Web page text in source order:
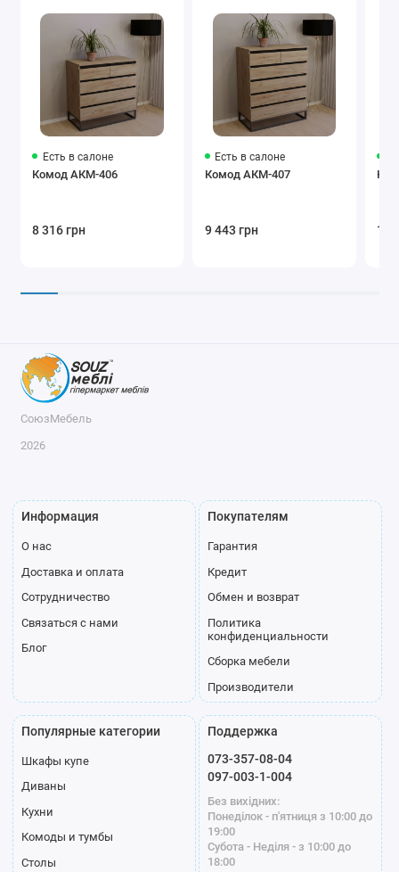
Есть в салоне
Комод АКМ-406
8 316 грн
Есть в салоне
Комод АКМ-407
9 443 грн 10
СоюзМебель
2026
Информация
О нас
Доставка и оплата
Сотрудничество
Связаться с нами
Блог
Покупателям
Гарантия
Кредит
Обмен и возврат
Политика
конфиденциальности
Сборка мебели
Производители
Популярные категории
Шкафы купе
Диваны
Кухни
Комоды и тумбы
Столы
Поддержка
073-357-08-04
097-003-1-004
Без вихідних:
Понеділок - п'ятниця з 10:00 до
19:00
Субота - Неділя - з 10:00 до
18:00